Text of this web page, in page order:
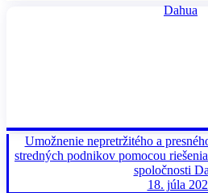
Dahua
Umožnenie nepretržitého a
stredných podnikov pomocou
spoločnosti
18. júla